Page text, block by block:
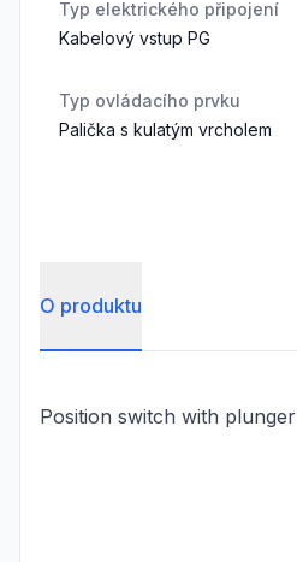
Typ elektrického připojení
Kabelový vstup PG
Typ ovládacího prvku
Palička s kulatým vrcholem
O produktu
Position switch with plunger